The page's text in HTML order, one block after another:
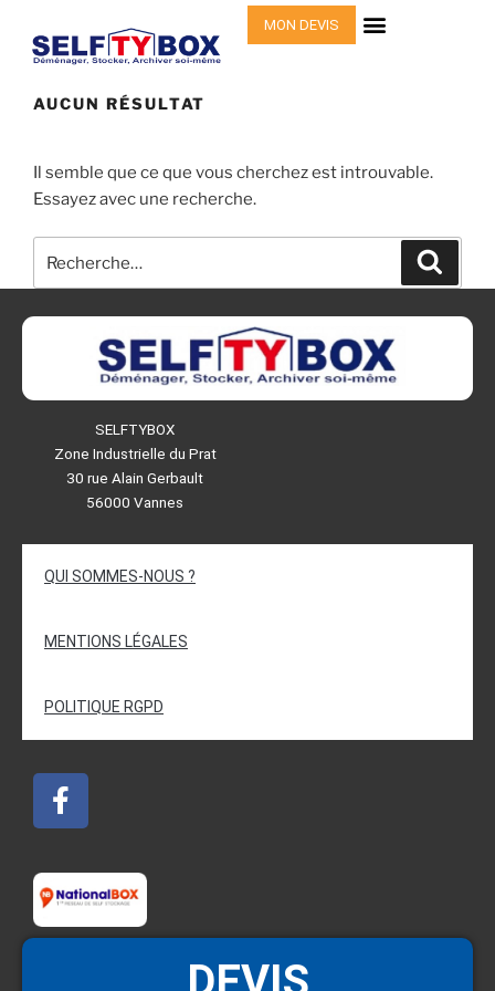
MON DEVIS
AUCUN RÉSULTAT
Il semble que ce que vous cherchez est introuvable.
Essayez avec une recherche.
SELFTYBOX
Zone Industrielle du Prat
30 rue Alain Gerbault
56000 Vannes
QUI SOMMES-NOUS ?
MENTIONS LÉGALES
POLITIQUE RGPD